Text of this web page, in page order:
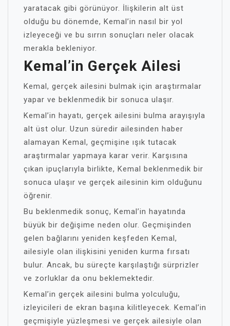
yaratacak gibi görünüyor. İlişkilerin alt üst
olduğu bu dönemde, Kemal’in nasıl bir yol
izleyeceği ve bu sırrın sonuçları neler olacak
merakla bekleniyor.
Kemal’in Gerçek Ailesi
Kemal, gerçek ailesini bulmak için araştırmalar
yapar ve beklenmedik bir sonuca ulaşır.
Kemal’in hayatı, gerçek ailesini bulma arayışıyla
alt üst olur. Uzun süredir ailesinden haber
alamayan Kemal, geçmişine ışık tutacak
araştırmalar yapmaya karar verir. Karşısına
çıkan ipuçlarıyla birlikte, Kemal beklenmedik bir
sonuca ulaşır ve gerçek ailesinin kim olduğunu
öğrenir.
Bu beklenmedik sonuç, Kemal’in hayatında
büyük bir değişime neden olur. Geçmişinden
gelen bağlarını yeniden keşfeden Kemal,
ailesiyle olan ilişkisini yeniden kurma fırsatı
bulur. Ancak, bu süreçte karşılaştığı sürprizler
ve zorluklar da onu beklemektedir.
Kemal’in gerçek ailesini bulma yolculuğu,
izleyicileri de ekran başına kilitleyecek. Kemal’in
geçmişiyle yüzleşmesi ve gerçek ailesiyle olan